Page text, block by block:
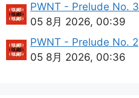
PWNT - Prelude No. 3
05 8月 2026, 00:39
PWNT - Prelude No. 2
05 8月 2026, 00:36